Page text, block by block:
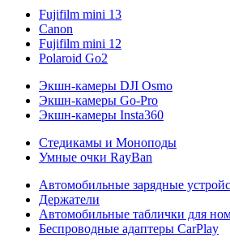
Fujifilm mini 13
Canon
Fujifilm mini 12
Polaroid Go2
Экшн-камеры DJI Osmo
Экшн-камеры Go-Pro
Экшн-камеры Insta360
Стедикамы и Моноподы
Умные очки RayBan
Автомобильные зарядные
Держатели
Автомобильные таблички для
Беспроводные адаптеры CarPlay